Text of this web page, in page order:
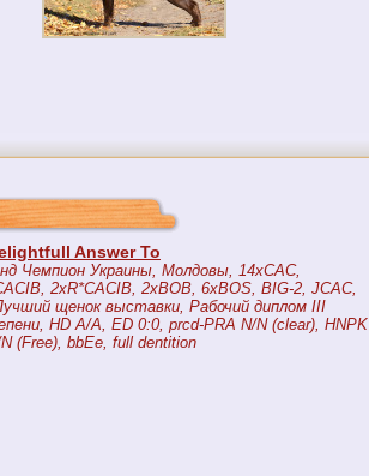
Answer To
Чемпион Украины, Молдовы, 14xCAC,
2xR*CACIB, 2xBOB, 6xBOS, BIG-2, JCAC,
щенок выставки, Рабочий диплом III
HD A/A, ED 0:0, prcd-PRA N/N (clear), HNPK
(Free), bbEe, full dentition